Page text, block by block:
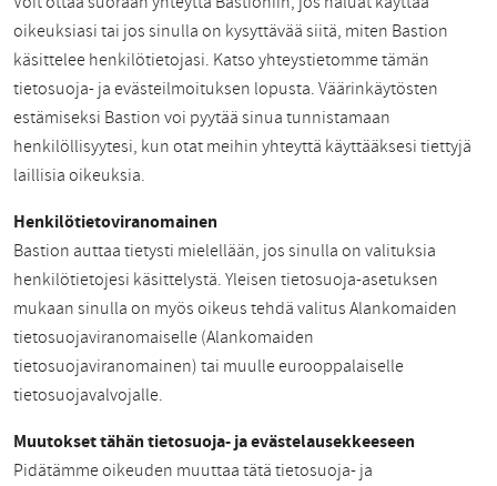
oikeuksiasi tai jos sinulla on kysyttävää siitä, miten Bastion
käsittelee henkilötietojasi. Katso yhteystietomme tämän
tietosuoja- ja evästeilmoituksen lopusta. Väärinkäytösten
estämiseksi Bastion voi pyytää sinua tunnistamaan
henkilöllisyytesi, kun otat meihin yhteyttä käyttääksesi tiettyjä
laillisia oikeuksia.
Henkilötietoviranomainen
Bastion auttaa tietysti mielellään, jos sinulla on valituksia
henkilötietojesi käsittelystä. Yleisen tietosuoja-asetuksen
mukaan sinulla on myös oikeus tehdä valitus Alankomaiden
tietosuojaviranomaiselle (Alankomaiden
tietosuojaviranomainen) tai muulle eurooppalaiselle
tietosuojavalvojalle.
Muutokset tähän tietosuoja- ja evästelausekkeeseen
Pidätämme oikeuden muuttaa tätä tietosuoja- ja